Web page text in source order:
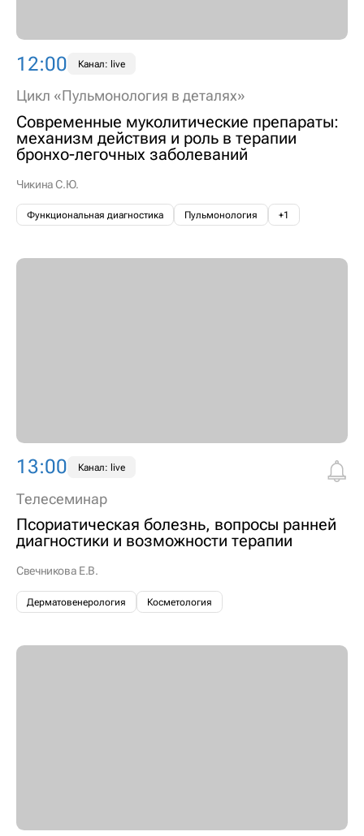
12:00 Канал: live
Цикл «Пульмонология в деталях»
Современные муколитические препараты:
механизм действия и роль в терапии
бронхо-легочных заболеваний
Чикина С.Ю.
Функциональная диагностика Пульмонология +1
13:00 Канал: live
Телесеминар
Псориатическая болезнь, вопросы ранней
диагностики и возможности терапии
Свечникова Е.В.
Дерматовенерология Косметология